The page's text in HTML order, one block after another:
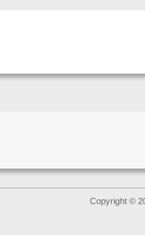
Copyright ©